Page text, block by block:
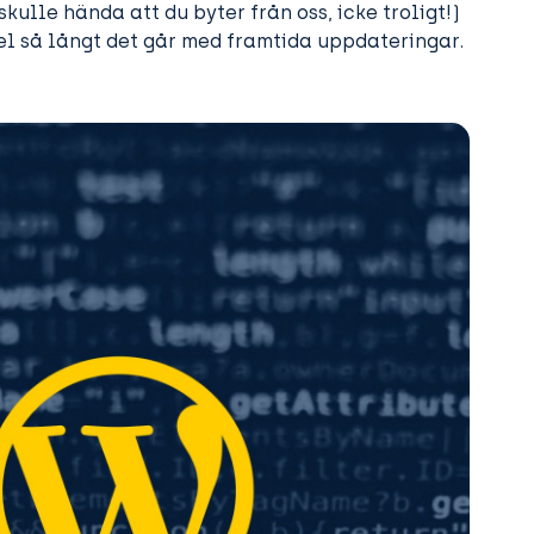
hända att du byter från oss, icke troligt!)
så långt det går med framtida uppdateringar.